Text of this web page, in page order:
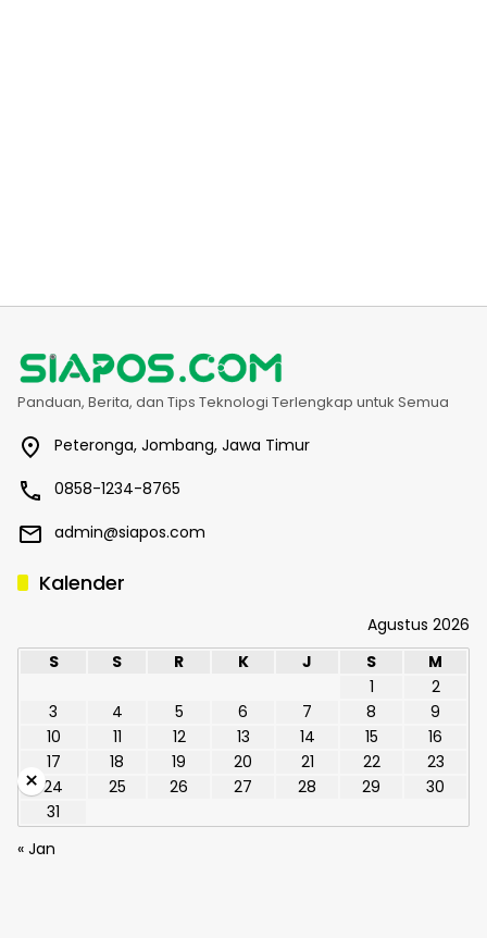
Panduan, Berita, dan Tips Teknologi Terlengkap untuk Semua
Peteronga, Jombang, Jawa Timur
0858-1234-8765
admin@siapos.com
Kalender
Agustus 2026
S
S R K J S
M
1
2
3
4 5 6 7 8
9
10
11 12 13 14 15
16
17
18 19 20 21 22
23
24
25 26 27 28 29
30
31
« Jan
×